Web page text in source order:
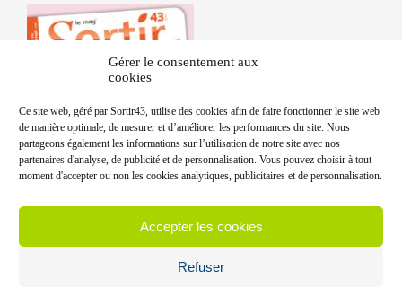
Gérer le consentement aux
cookies
Ce site web, géré par Sortir43, utilise des cookies afin de faire fonctionner le site web
de manière optimale, de mesurer et d’améliorer les performances du site. Nous
partageons également les informations sur l’utilisation de notre site avec nos
partenaires d'analyse, de publicité et de personnalisation. Vous pouvez choisir à tout
moment d'accepter ou non les cookies analytiques, publicitaires et de personnalisation.
Accepter les cookies
Refuser